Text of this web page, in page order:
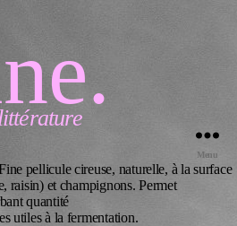
Menu
pellicule cireuse, naturelle, à la surface
raisin) et champignons. Permet
quantité
utiles à la fermentation.